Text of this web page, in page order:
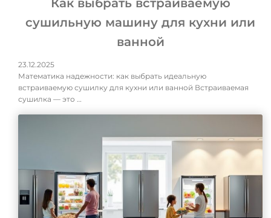
Как выбрать встраиваемую
сушильную машину для кухни или
ванной
23.12.2025
Математика надежности: как выбрать идеальную
встраиваемую сушилку для кухни или ванной Встраиваемая
сушилка — это …